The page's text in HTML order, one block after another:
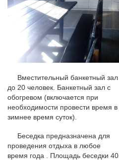
Вместительный банкетный зал
до 20 человек. Банкетный зал с
обогревом (включается при
необходимости провести время в
зимнее время суток).
Беседка предназначена для
проведения отдыха в любое
время года . Площадь беседки 40